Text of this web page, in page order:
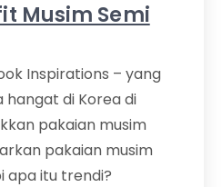
Musim Semi
Inspirations – yang
hangat di Korea di
pakaian musim
pakaian musim
apa itu trendi?